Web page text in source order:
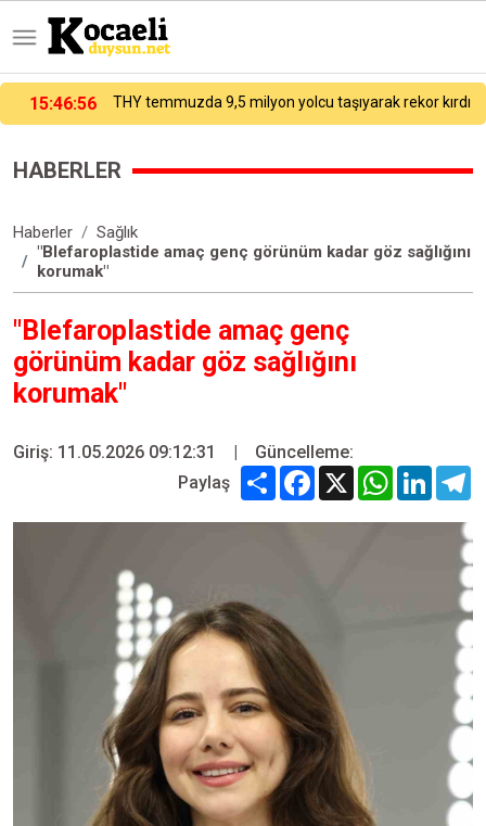
15:46:56 THY temmuzda 9,5 milyon yolcu taşıyarak rekor kırdı
HABERLER
Haberler
Sağlık
"Blefaroplastide amaç genç görünüm kadar göz sağlığını
korumak"
"Blefaroplastide amaç genç
görünüm kadar göz sağlığını
korumak"
Giriş: 11.05.2026 09:12:31 |
Güncelleme:
Paylaş
Share Facebook
X WhatsApp